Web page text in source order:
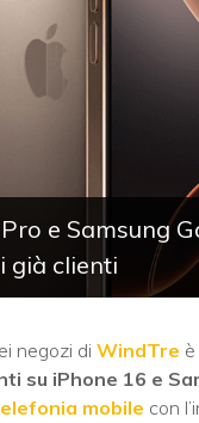
e Samsung
già clienti
negozi di WindTre
su iPhone 16 e
mobile con